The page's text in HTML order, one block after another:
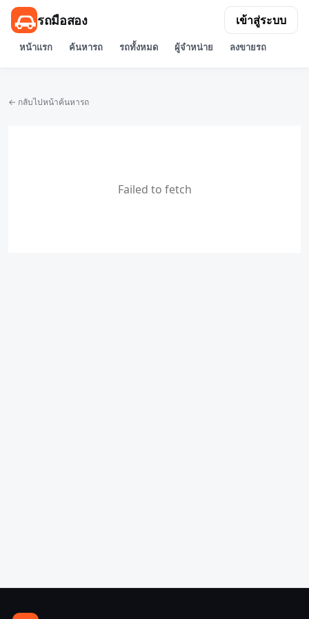
รถมือสอง
หน้าแรก ค้นหารถ รถทั้งหมด ผู้จำหน่าย ลงขายรถ
เข้าสู่ระบบ
← กลับไปหน้าค้นหารถ
Failed to fetch